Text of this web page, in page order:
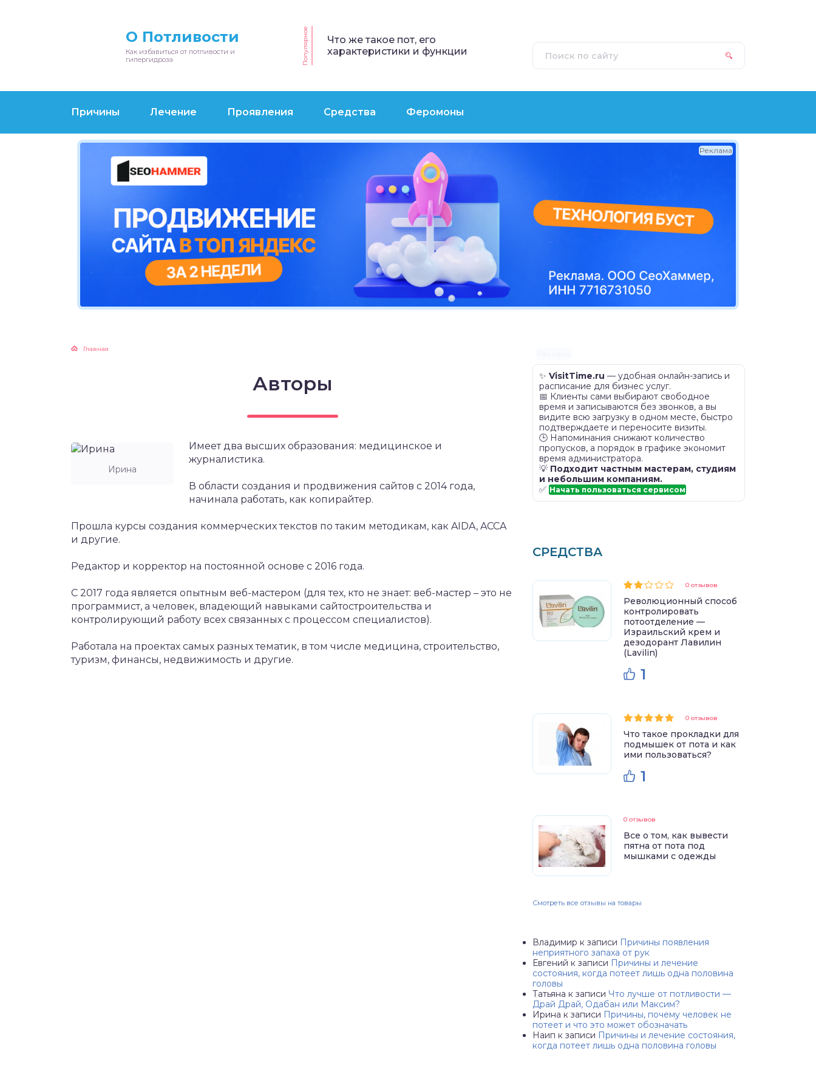
О Потливости
Как избавиться от потливости и
гипергидроза
Популярное
Что же такое пот, его
характеристики и функции
Причины Лечение Проявления Средства Феромоны
Реклама
Главная
Авторы
Ирина
Имеет два высших образования: медицинское и
журналистика.
В области создания и продвижения сайтов с 2014 года,
начинала работать, как копирайтер.
Прошла курсы создания коммерческих текстов по таким методикам, как AIDA, ACCA
и другие.
Редактор и корректор на постоянной основе с 2016 года.
С 2017 года является опытным веб-мастером (для тех, кто не знает: веб-мастер – это не
программист, а человек, владеющий навыками сайтостроительства и
контролирующий работу всех связанных с процессом специалистов).
Работала на проектах самых разных тематик, в том числе медицина, строительство,
туризм, финансы, недвижимость и другие.
✨VisitTime.ru — удобная онлайн-запись и
расписание для бизнес услуг.
📅 Клиенты сами выбирают свободное
время и записываются без звонков, а вы
видите всю загрузку в одном месте, быстро
подтверждаете и переносите визиты.
🕒 Напоминания снижают количество
пропусков, а порядок в графике экономит
время администратора.
💡 Подходит частным мастерам, студиям
и небольшим компаниям.
✅Начать пользоваться сервисом
СРЕДСТВА
0 отзывов
Революционный способ
контролировать
потоотделение —
Израильский крем и
дезодорант Лавилин
(Lavilin)
1
0 отзывов
Что такое прокладки для
подмышек от пота и как
ими пользоваться?
1
0 отзывов
Все о том, как вывести
пятна от пота под
мышками с одежды
Смотреть все отзывы на товары
Владимир к записи Причины появления
неприятного запаха от рук
Евгений к записи Причины и лечение
состояния, когда потеет лишь одна половина
головы
Татьяна к записи Что лучше от потливости —
Драй Драй, Одабан или Максим?
Ирина к записи Причины, почему человек не
потеет и что это может обозначать
Наип к записи Причины и лечение состояния,
когда потеет лишь одна половина головы